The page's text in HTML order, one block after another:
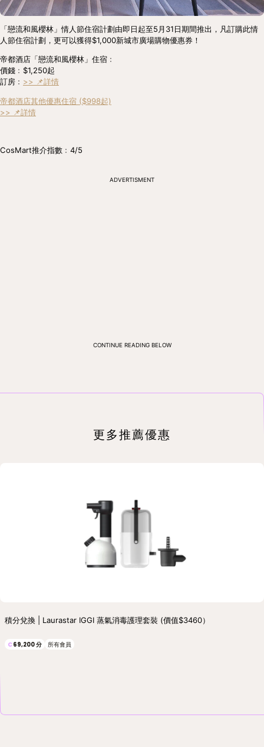
「戀流和風櫻林」情人節住宿計劃由即日起至5月31日期間推出，凡訂購此情
人節住宿計劃，更可以獲得$1,000新城市廣場購物優惠券！
帝都酒店「戀流和風櫻林」住宿﹕
價錢﹕$1,250起
訂房﹕ >> 📌詳情
帝都酒店其他優惠住宿 ($998起)
>> 📌詳情
CosMart推介指數﹕4/5
ADVERTISMENT
CONTINUE READING BELOW
更多推薦優惠
積分兌換 | Laurastar IGGI 蒸氣消毒護理套裝 (價值$3460）
C69,200分 所有會員